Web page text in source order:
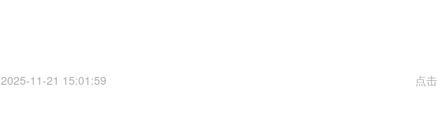
2025-11-21 15:01:59 点击